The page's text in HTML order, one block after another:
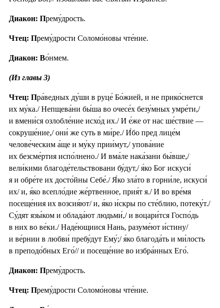
Диакон: Прему́дрость.
Чтец: Прему́дрости Соломо́новы чте́ние.
Диакон: Во́нмем.
(Из главы 3)
Чтец: Пра́ведных ду́ши в руце́ Бо́жией, и не прико́снется
их му́ка./ Непщева́ни бы́ша во очесе́х безу́мных умре́ти,/
и вмени́ся озлобле́ние исхо́д их./ И е́же от нас ше́ствие —
сокруше́ние,/ они́ же суть в ми́ре./ И́бо пред лице́м
челове́ческим а́ще и му́ку прии́мут,/ упова́ние
их безсме́ртия испо́лнено./ И вма́ле нака́зани бы́вше,/
вели́кими благоде́тельствовани бу́дут,/ я́ко Бог искуси́
я и обре́те их досто́йны Себе́./ Я́ко зла́то в горни́ле, искуси́
их/ и, я́ко всепло́дие же́ртвенное, прия́т я./ И во вре́мя
посеще́ния их возсия́ют/ и, я́ко и́скры по сте́блию, потеку́т./
Су́дят язы́ком и облада́ют людьми́,/ и воцари́тся Госпо́дь
в них во ве́ки./ Наде́ющиися Нань, разуме́ют и́стину/
и ве́рнии в любви́ пребу́дут Ему́;/ я́ко благода́ть и ми́лость
в преподо́бных Его́// и посеще́ние во избра́нных Его́.
Диакон: Прему́дрость.
Чтец: Прему́дрости Соломо́новы чте́ние.